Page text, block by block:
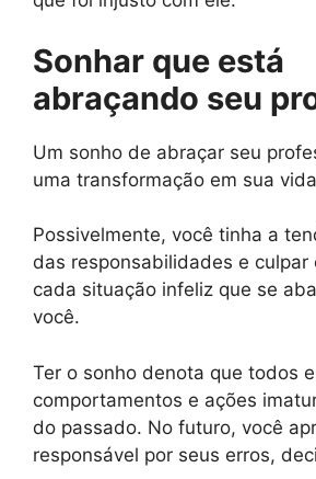
Sonhar que está
abraçando seu
Um sonho de abraçar seu
uma transformação em sua
Possivelmente, você tinha a
das responsabilidades e culpar
cada situação infeliz que se
você.
Ter o sonho denota que todos
comportamentos e ações
do passado. No futuro, você
responsável por seus erros,